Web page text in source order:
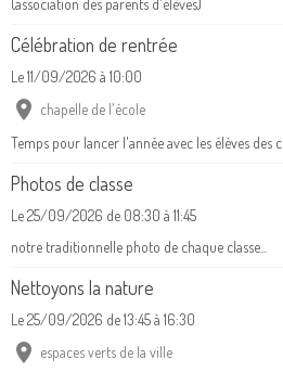
(association des parents d'élèves)
Célébration de rentrée
Le 11/09/2026 à 10:00
chapelle de l'école
Temps pour lancer l'année avec les élèves des
Photos de classe
Le 25/09/2026 de 08:30 à 11:45
notre traditionnelle photo de chaque classe...
Nettoyons la nature
Le 25/09/2026 de 13:45à 16:30
espaces verts de la ville